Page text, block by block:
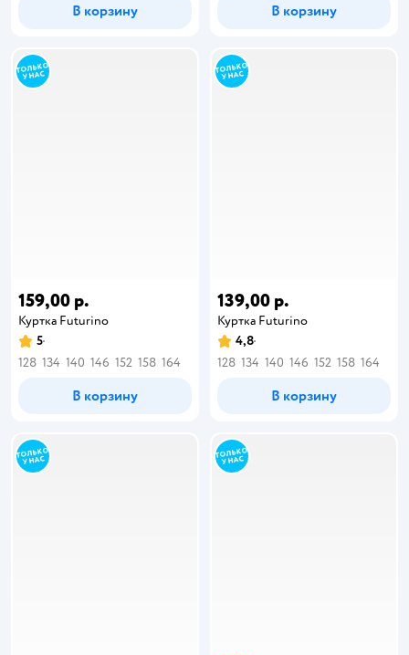
В корзину В корзину
159,00 р.
Куртка Futurino
5
128 134 140 146 152 158 164
В корзину
139,00 р.
Куртка Futurino
4,8
128 134 140 146 152 158 164
В корзину